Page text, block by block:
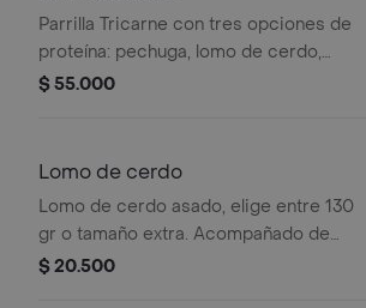
Parrilla Tricarne con tres opciones de
proteína: pechuga, lomo de cerdo,
carne y sobrebarriga. Selecciona tus
$ 55.000
Lomo de cerdo
Lomo de cerdo asado, elige entre 130
gr o tamaño extra. Acompañado de
papas fritas.
$ 20.500